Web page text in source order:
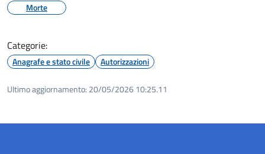
Morte
Categorie:
Anagrafe e stato civile Autorizzazioni
Ultimo aggiornamento: 20/05/2026 10:25.11